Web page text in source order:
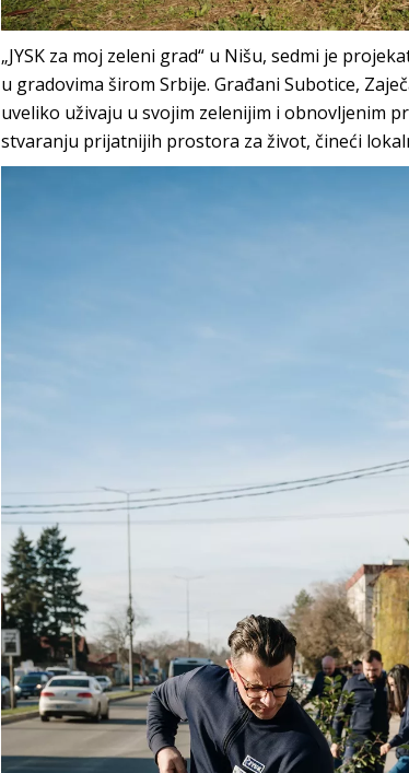
„JYSK za moj zeleni grad“ u Nišu, sedmi je
u gradovima širom Srbije. Građani Subotice,
uveliko uživaju u svojim zelenijim i obnovljenim
stvaranju prijatnijih prostora za život, čineći